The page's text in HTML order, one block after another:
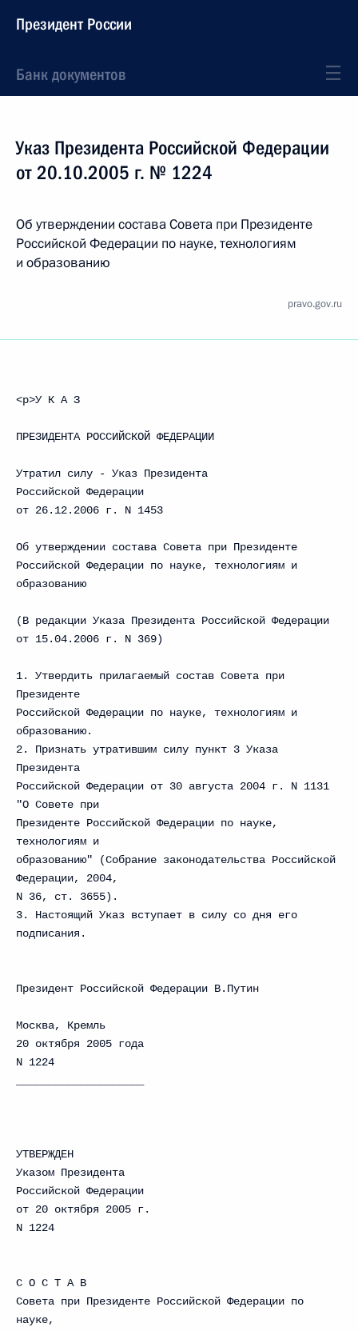
Президент России
Банк документов
Указ Президента Российской Федерации
от 20.10.2005 г. № 1224
Об утверждении состава Совета при Президенте
Российской Федерации по науке, технологиям
и образованию
pravo.gov.ru
<p>У К А З
ПРЕЗИДЕНТА РОССИЙСКОЙ ФЕДЕРАЦИИ
Утратил силу - Указ Президента
Российской Федерации
от 26.12.2006 г. N 1453
Об утверждении состава Совета при Президенте
Российской Федерации по науке, технологиям и
образованию
(В редакции Указа Президента Российской Федерации
от 15.04.2006 г. N 369)
1. Утвердить прилагаемый состав Совета при
Президенте
Российской Федерации по науке, технологиям и
образованию.
2. Признать утратившим силу пункт 3 Указа
Президента
Российской Федерации от 30 августа 2004 г. N 1131
"О Совете при
Президенте Российской Федерации по науке,
технологиям и
образованию" (Собрание законодательства Российской
Федерации, 2004,
N 36, ст. 3655).
3. Настоящий Указ вступает в силу со дня его
подписания.
Президент Российской Федерации В.Путин
Москва, Кремль
20 октября 2005 года
N 1224
УТВЕРЖДЕН
Указом Президента
Российской Федерации
от 20 октября 2005 г.
N 1224
С О С Т А В
Совета при Президенте Российской Федерации по
науке,